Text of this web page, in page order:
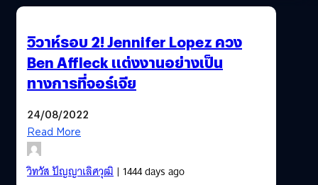
วิวาห์รอบ 2! Jennifer Lopez ควง
Ben Affleck แต่งงานอย่างเป็น
ทางการที่จอร์เจีย
24/08/2022
Read More
วิทวัส ปัญญาเลิศวุฒิ| 1444 days ago